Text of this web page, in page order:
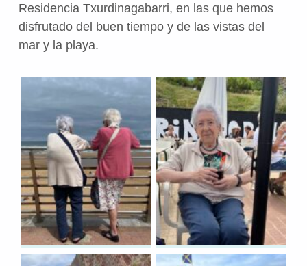
Residencia Txurdinagabarri, en las que hemos
disfrutado del buen tiempo y de las vistas del
mar y la playa.